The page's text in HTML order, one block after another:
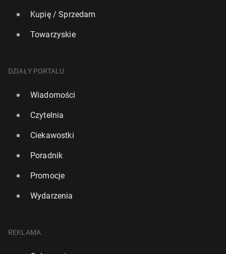
Kupię / Sprzedam
Towarzyskie
DZIAŁY PORTALU
Wiadomości
Czytelnia
Ciekawostki
Poradnik
Promocje
Wydarzenia
REKLAMA